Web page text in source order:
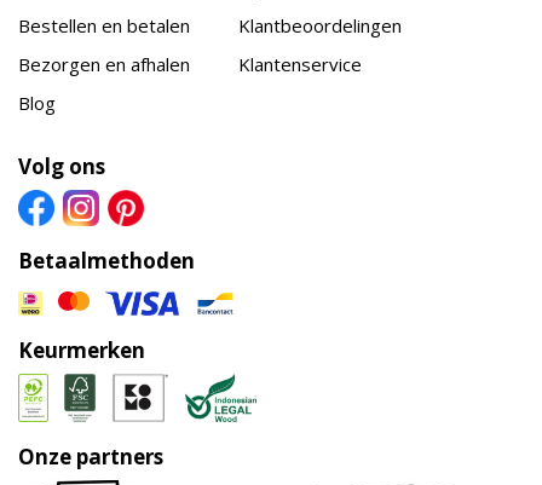
Bestellen en betalen
Bezorgen en afhalen
Blog
Klantbeoordelingen
Klantenservice
Volg ons
Betaalmethoden
Keurmerken
Onze partners